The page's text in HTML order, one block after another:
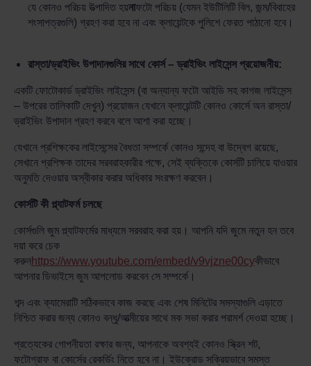
যে কোনও পরিচয় উত্পাদিত হয়নাফটো পরিচয় (যেমন ইউটিলিটি বিল, জন্ম/বিবাহের
শংসাপত্রগুলি) গ্রহণ করা হবে না এবং ক্লায়েন্টকে পুলিশে ফেরত পাঠানো হবে।
রাস্তা/ড্রাইভিং উপাদানগুলির সাথে কোর্স – ড্রাইভিং লাইসেন্স প্রয়োজনীয়:
একটি ফোটোকার্ড ড্রাইভিং লাইসেন্স (বা অন্যান্য ফটো আইডি সহ কাগজ লাইসেন্স
– উপরের তালিকাটি দেখুন) প্রয়োজন যেখানে ক্লায়েন্টটি কোনও কোর্সে অন রাস্তা/
ড্রাইভিং উপাদান গ্রহণ করবে বলে আশা করা হচ্ছে।
যেখানে প্রশিক্ষকের লাইসেন্সের বৈধতা সম্পর্কে কোনও সন্দেহ বা উদ্বেগ রয়েছে,
সেখানে প্রশিক্ষক তাদের সরবরাহকারীর পক্ষে, সেই ব্যক্তিকে কোর্সটি চালিয়ে যাওয়ার
অনুমতি দেওয়ার অস্বীকার করার অধিকার সংরক্ষণ করবেন।
কোর্সটি কী প্ল্যাটফর্ম চলছে
কোর্সগুলি জুম প্ল্যাটফর্মের মাধ্যমে সরবরাহ করা হয়। আপনি যদি জুমে নতুন হন তবে
দয়া করে চেক
করুনhttps://www.youtube.com/embed/v9vjzne00cyকীভাবে
আপনার ডিভাইসে জুম আপলোড করবেন সে সম্পর্কে।
শব্দ এবং ক্যামেরাটি সঠিকভাবে কাজ করছে এবং শেষ মিনিটের সমস্যাগুলি এড়াতে
নিশ্চিত করার জন্য কোনও বন্ধু/আত্মীয়ের সাথে মক সভা করার পরামর্শ দেওয়া হচ্ছে।
প্রত্যেকের গোপনীয়তা রক্ষার জন্য, আপনাকে অবশ্যই কোনও স্ক্রিন শট,
ফটোগ্রাফ বা কোর্সের রেকর্ডিং নিতে হবে না। ইউক্রোড সক্রিয়ভাবে সমস্ত